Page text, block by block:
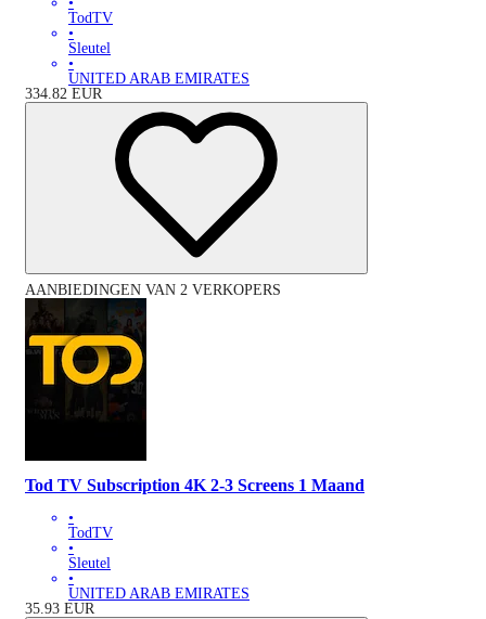
TodTV
•
Sleutel
•
UNITED ARAB EMIRATES
334.82 EUR
AANBIEDINGEN VAN 2 VERKOPERS
Tod TV Subscription 4K 2-3 Screens 1 Maand
•
TodTV
•
Sleutel
•
UNITED ARAB EMIRATES
35.93 EUR